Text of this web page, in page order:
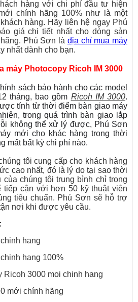
hàng với chi phí đầu tư hiện
chính hãng 100% như là một
hàng. Hãy liên hệ ngay Phú
giá chi tiết nhất cho dòng sản
Phú Sơn là địa chỉ mua máy
nhất dành cho bạn.
máy Photocopy Ricoh IM 3000
sách bảo hành cho các model
tháng, bao gồm Ricoh IM 3000.
tính từ thời điểm bàn giao máy
trong quá trình bàn giao lắp
không thể xử lý được, Phú Sơn
mới cho khác hàng trong thời
mất bất kỳ chi phí nào.
tôi cung cấp cho khách hàng
cao nhất, đó là lý do tại sao thời
chúng tôi trung bình chỉ trong
tiếp cận với hơn 50 kỹ thuật viên
tiêu chuẩn. Phú Sơn sẽ hỗ trợ
nơi khi được yêu cầu.
hang
hang 100%
Ricoh 3000 moi chinh hang
mới chính hãng